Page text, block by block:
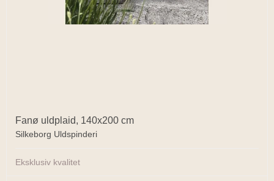
Fanø uldplaid, 140x200 cm
Silkeborg Uldspinderi
Eksklusiv kvalitet